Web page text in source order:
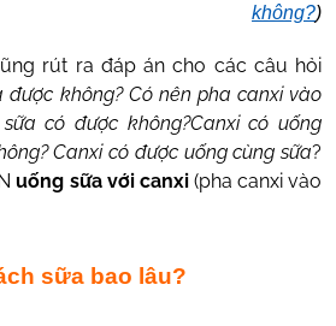
không?)
rút ra đáp án cho các câu hỏi
được không? Có nên pha canxi vào
có được không?Canxi có uống
Canxi có được uống cùng sữa?
uống sữa với canxi (pha canxi vào
sữa bao lâu?